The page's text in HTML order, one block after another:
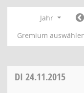
Jahr
Gremium
DI 24.11.2015